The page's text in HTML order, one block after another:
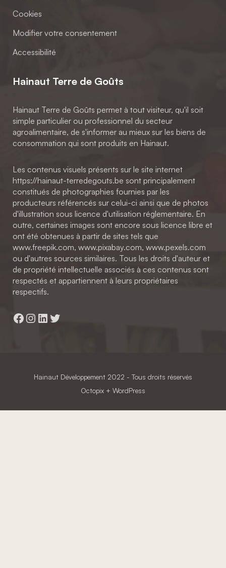
Cookies
Modifier votre consentement
Accessibilité
Hainaut Terre de Goûts
Hainaut Terre de Goûts permet à tout visiteur, qu'il soit
simple particulier ou professionnel du secteur
agroalimentaire, de s'informer au mieux sur les biens de
consommation qui sont produits en Hainaut.
Les contenus visuels présents sur le site internet
https://hainaut-terredegouts.be sont principalement
constitués de photographies fournies par les
producteurs référencés sur celui-ci ainsi que de photos
d'illustration sous licence d'utilisation réglementaire. En
outre, certaines images sont encore sous licence libre et
ont été obtenues à partir de sites tels que
www.freepik.com, www.pixabay.com, www.pexels.com
ou d'autres sources similaires. Tous les droits d'auteur et
de propriété intellectuelle associés à ces contenus sont
respectés et appartiennent à leurs propriétaires
respectifs.
Facebook
Instagram
LinkedIn
Twitter
Hainaut Développement 2022 - Tous droits réservés
Octopix + WordPress